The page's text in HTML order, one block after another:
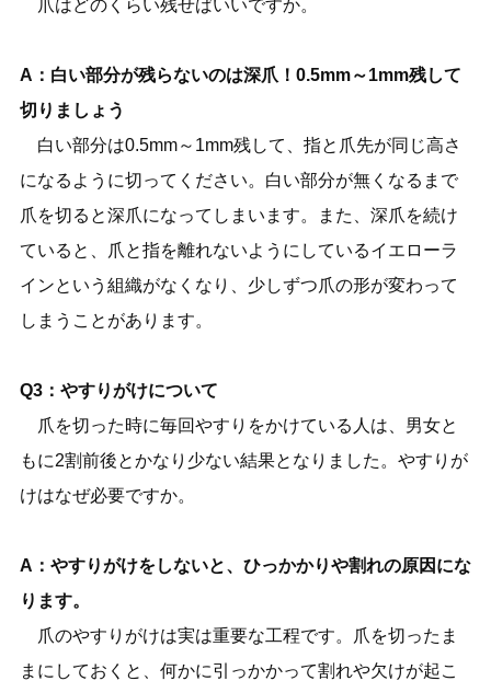
爪はどのくらい残せばいいですか。
A：白い部分が残らないのは深爪！0.5mm～1mm残して
切りましょう
白い部分は0.5mm～1mm残して、指と爪先が同じ高さ
になるように切ってください。白い部分が無くなるまで
爪を切ると深爪になってしまいます。また、深爪を続け
ていると、爪と指を離れないようにしているイエローラ
インという組織がなくなり、少しずつ爪の形が変わって
しまうことがあります。
Q3：やすりがけについて
爪を切った時に毎回やすりをかけている人は、男女と
もに2割前後とかなり少ない結果となりました。やすりが
けはなぜ必要ですか。
A：やすりがけをしないと、ひっかかりや割れの原因にな
ります。
爪のやすりがけは実は重要な工程です。爪を切ったま
まにしておくと、何かに引っかかって割れや欠けが起こ